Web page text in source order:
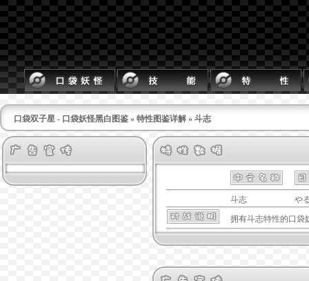
口袋双子星 - 口袋妖怪黑白图鉴 » 特性图鉴详解 » 斗志
斗志
や
拥有斗志特性的口袋